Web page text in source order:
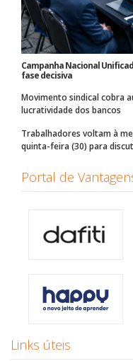
Campanha Nacional
fase decisiva
Movimento sindical cobra
lucratividade dos bancos
Trabalhadores voltam à
quinta-feira (30) para
Portal de
Links úteis